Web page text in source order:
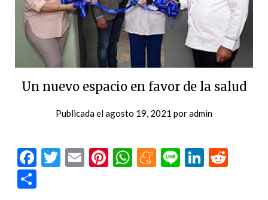
Un nuevo espacio en favor de la salud
Publicada elagosto 19, 2021 poradmin
Facebook
Twitter
EmailPinterest
WhatsApp
Meneame
Line